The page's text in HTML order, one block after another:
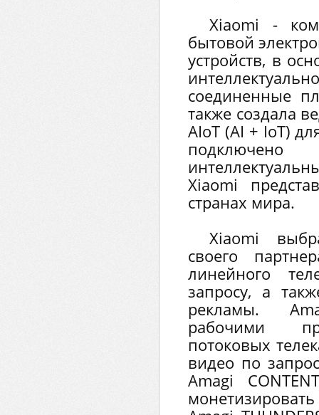
Xiaomi -
бытовой
устройств, в
соединенные
также создала
AIoT (AI + IoT)
Xiaomi
странах мира.
Xiaomi
своего
линейного
запросу, а
рекламы.
рабочими
потоковых
видео по
Amagi